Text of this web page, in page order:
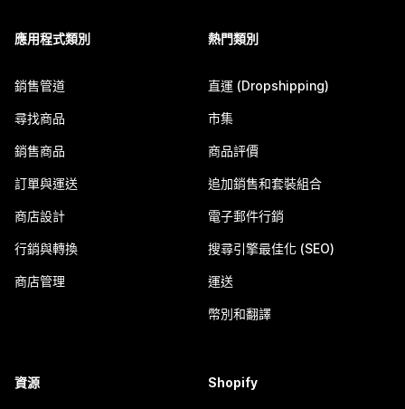
應用程式類別
銷售管道
尋找商品
銷售商品
訂單與運送
商店設計
行銷與轉換
商店管理
熱門類別
直運 (Dropshipping)
市集
商品評價
追加銷售和套裝組合
電子郵件行銷
搜尋引擎最佳化 (SEO)
運送
幣別和翻譯
資源 Shopify